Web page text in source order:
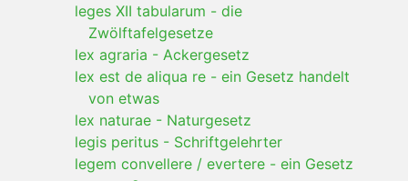
leges XII tabularum - die
Zwölftafelgesetze
lex agraria - Ackergesetz
lex est de aliqua re - ein Gesetz handelt
von etwas
lex naturae - Naturgesetz
legis peritus - Schriftgelehrter
legem convellere / evertere - ein Gesetz